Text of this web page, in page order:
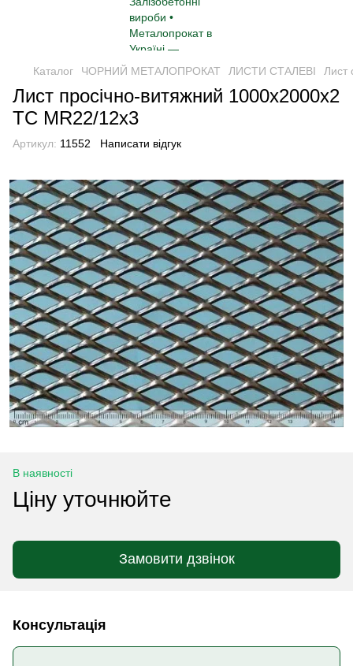
Каталог ЧОРНИЙ МЕТАЛОПРОКАТ ЛИСТИ СТАЛЕВІ Лист
Лист просічно-витяжний 1000x2000х2
TC MR22/12x3
Артикул: 11552 Написати відгук
В наявності
Ціну уточнюйте
Замовити дзвінок
Консультація